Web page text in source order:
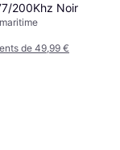
200Khz Noir
de 49,99 €